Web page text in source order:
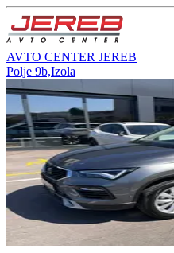
AVTO CENTER JEREB
Polje 9b,Izola